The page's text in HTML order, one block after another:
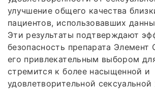
улучшение общего качества
пациентов, использовавших
Эти результаты подтверждают
безопасность препарата
его привлекательным выбором
стремится к более насыщенной и
удовлетворительной